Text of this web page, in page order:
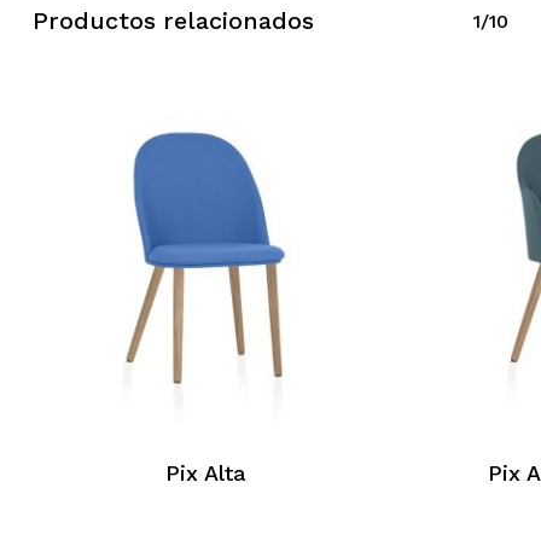
Productos relacionados 1/10
Pix Alta Pix